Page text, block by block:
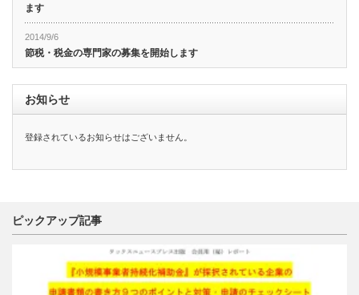
ます
2014/9/6
節税・税金の専門家の募集を開始します
お知らせ
登録されているお知らせはございません。
ピックアップ記事